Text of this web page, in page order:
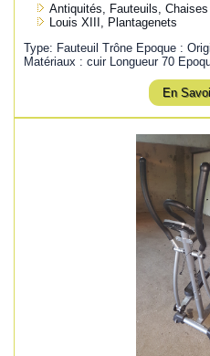
Antiquités, Fauteuils, Chaises
Louis XIII, Plantagenets
Type: Fauteuil Trône Epoque :
Matériaux : cuir Longueur 70
En